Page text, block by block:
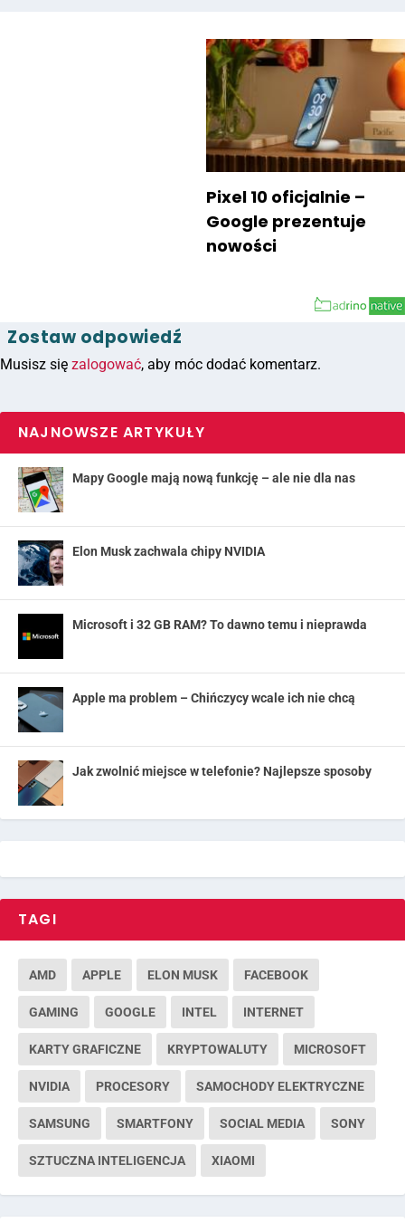
Pixel 10 oficjalnie –
Google prezentuje
nowości
Zostaw odpowiedź
Musisz się zalogować, aby móc dodać komentarz.
NAJNOWSZE ARTYKUŁY
Mapy Google mają nową funkcję – ale nie dla nas
Elon Musk zachwala chipy NVIDIA
Microsoft i 32 GB RAM? To dawno temu i nieprawda
Apple ma problem – Chińczycy wcale ich nie chcą
Jak zwolnić miejsce w telefonie? Najlepsze sposoby
TAGI
AMD APPLE ELON MUSK FACEBOOK
GAMING GOOGLE INTEL INTERNET
KARTY GRAFICZNE KRYPTOWALUTY MICROSOFT
NVIDIA PROCESORY SAMOCHODY ELEKTRYCZNE
SAMSUNG SMARTFONY SOCIAL MEDIA SONY
SZTUCZNA INTELIGENCJA XIAOMI